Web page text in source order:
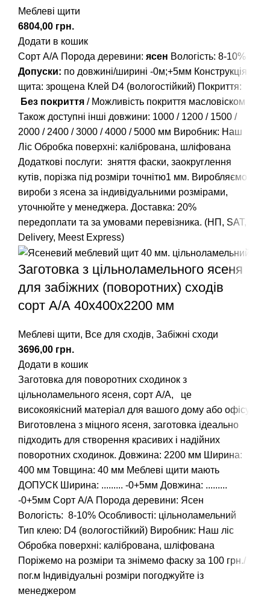
Меблеві щити
грн.
Додати в кошик
Сорт А/А Порода деревини: ясен Вологість: 8-10%
Допуски: по довжині/ширині -0м;+5мм Конструкція
щита: зрощена Клей D4 (вологостійкий) Покриття:
Без покриття / Можливість покриття масловіском
Також доступні інші довжини: 1000 / 1200 / 1500 /
2000 / 2400 /3000 /4000 /5000 мм Виробник: Наш
Ліс Обробка поверхні: калібрована, шліфована
Додаткові послуги: зняття фаски, заокруглення
кутів, порізка під розміри точнітю1 мм. Виробляємо
вироби з ясена за індивідуальними розмірами,
уточнюйте у менеджера. Доставка: 20%
передоплати та за умовами перевізника. (НП, SAT,
Delivery, Meest Express)
Заготовка з цільноламельного ясеня
для забіжних (поворотних) сходів
сорт А/А 40х400х2200 мм
Меблеві щити, Все для сходів, Забіжні сходи
грн.
Додати в кошик
Заготовка для поворотних сходинок з
цільноламельного ясеня, сорт А/А, це
високоякісний матеріал для вашого дому або офісу.
Виготовлена з міцного ясеня, заготовка ідеально
підходить для створення красивих і надійних
поворотних сходинок. Довжина: 2200 мм Ширина:
400 мм Товщина: 40 мм Меблеві щити мають
ДОПУСК Ширина: ......... -0+5мм Довжина: .........
-0+5мм Сорт А/А Порода деревини: Ясен
Вологість: 8-10% Особливості: цільноламельний
Тип клею: D4 (вологостійкий) Виробник: Наш ліс
Обробка поверхні: калібрована, шліфована
Поріжемо на розміри та знімемо фаску за 100 грн./
пог.м Індивідуальні розміри погоджуйте із
менеджером